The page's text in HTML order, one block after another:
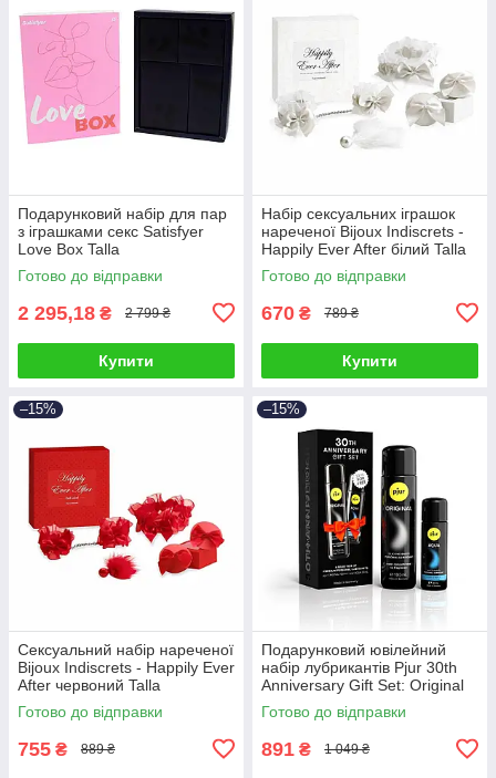
Подарунковий набір для пар
з іграшками секс Satisfyer
Love Box Talla
Готово до відправки
2 295,18 ₴ 2 799 ₴
Купити
Набір сексуальних іграшок
нареченої Bijoux Indiscrets -
Happily Ever After білий Talla
Готово до відправки
670 ₴ 789 ₴
Купити
–15%
Сексуальний набір нареченої
Bijoux Indiscrets - Happily Ever
After червоний Talla
Готово до відправки
755 ₴ 889 ₴
–15%
Подарунковий ювілейний
набір лубрикантів Рjur 30th
Anniversary Gift Set: Original
100 мл та Aqua 30 мл Talla
Готово до відправки
891 ₴ 1 049 ₴